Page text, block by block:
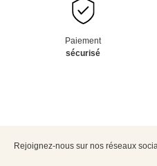
Paiement
sécurisé
Rejoignez-nous sur nos réseaux